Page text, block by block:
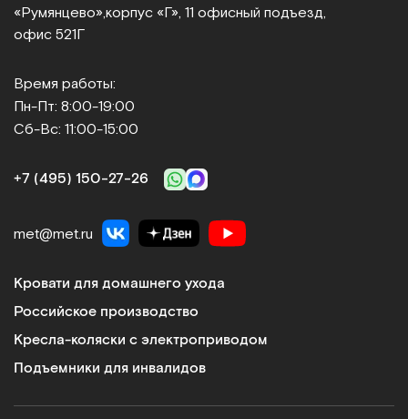
«Румянцево», корпус «Г», 11 офисный подъезд,
офис 521Г
Время работы:
Пн-Пт: 8:00-19:00
Сб-Вс: 11:00-15:00
+7 (495) 150‑27‑26
met@met.ru
Кровати для домашнего ухода
Российское производство
Кресла-коляски с электроприводом
Подъемники для инвалидов